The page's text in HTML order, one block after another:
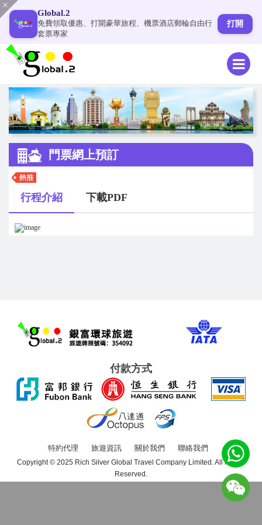
Global.2
免費領取優惠、打開豪華旅程、機票酒店郵輪自由行
套票專家
打開
門票網上預訂
行程介紹 下載PDF
付款方式
特約代理 旅遊資訊 關於我們 聯絡我們
Copyright © 2025 Rich Silver Global Travel Company Limited. All Rights
Reserved.